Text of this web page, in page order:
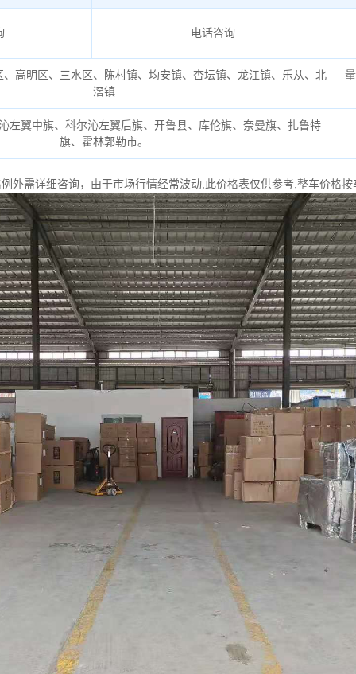
电话咨询
高明区、三水区、陈村镇、均安镇、杏坛镇、龙江镇、乐从、北
滘镇
左翼中旗、科尔沁左翼后旗、开鲁县、库伦旗、奈曼旗、扎鲁特
旗、霍林郭勒市。
外需详细咨询，由于市场行情经常波动,此价格表仅供参考,整车价格按